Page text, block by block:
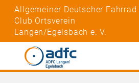
Allgemeiner Deutscher Fahrrad-
Club Ortsverein
Langen/Egelsbach e. V.